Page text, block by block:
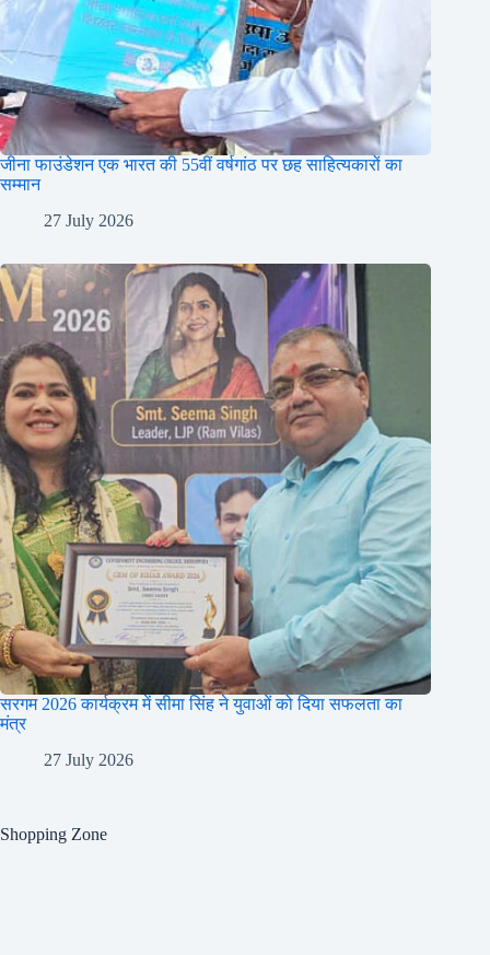
जीना फाउंडेशन एक भारत की 55वीं वर्षगांठ पर छह साहित्यकारों का
सम्मान
27 July 2026
सरगम 2026 कार्यक्रम में सीमा सिंह ने युवाओं को दिया सफलता का
मंत्र
27 July 2026
Shopping Zone